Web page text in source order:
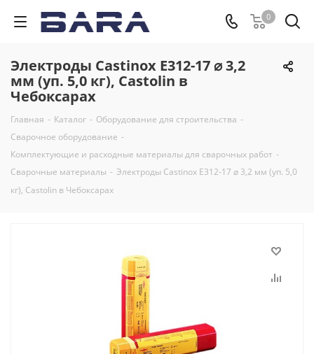
0
Электроды Castinox E312-17 ⌀ 3,2
мм (уп. 5,0 кг), Castolin в
Чебоксарах
Главная - Каталог - Оборудование для строительства -
Сварочное оборудование -
Комплектующие и расходные материалы для сварочных работ -
Сварочные материалы - Электроды Castinox E312-17 ⌀ 3,2 мм (уп. 5,0
кг), Castolin в Чебоксарах